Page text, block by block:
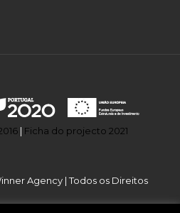
| Ficha do projecto 2021
Agency | Todos os Direitos